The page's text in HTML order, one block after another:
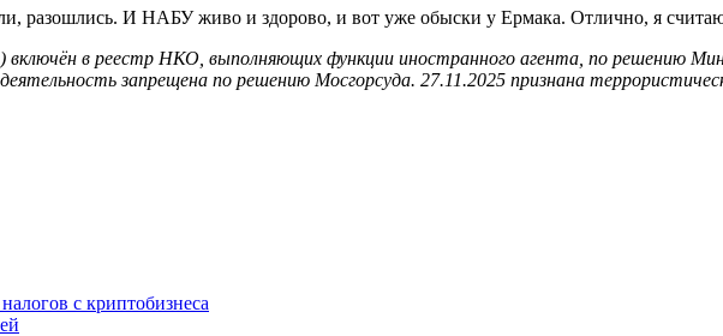
разошлись. И НАБУ живо и здорово, и вот уже обыски у Ермака. Отлично, я
в реестр НКО, выполняющих функции иностранного агента, по решению
запрещена по решению Мосгорсуда. 27.11.2025 признана
с криптобизнеса